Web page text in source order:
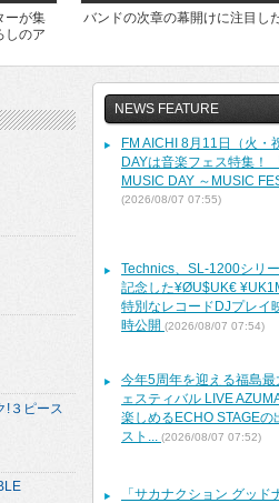
ーが集
しのア
バンドの次章の幕開けに注目し
NEWS FEATURE
FM AICHI 8月11日（火・
DAYは音楽フェス特集！
MUSIC DAY ～MUSIC
(2026/08/07 07:55)
Technics、SL-1200シリ
記念した¥ØU$UK€
特別なレコードDJプレイ
時公開 (2026/08/07 07:54)
今年5周年を迎える福島最
ェスティバル LIVE
楽しめるECHO STAGEの
スト... (2026/08/07 07:52)
「サカナクション グッド
!３ピース